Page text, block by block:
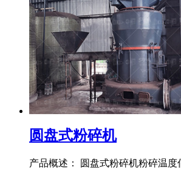
圆盘式粉碎机
产品概述： 圆盘式粉碎机粉碎温度